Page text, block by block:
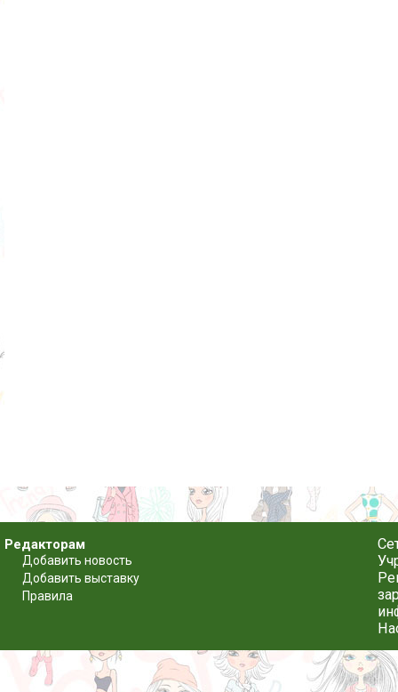
Редакторам
Добавить новость
Добавить выставку
Правила